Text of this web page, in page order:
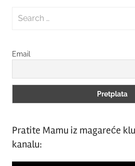
Search
Email
Pratite Mamu iz magareće
kanalu: